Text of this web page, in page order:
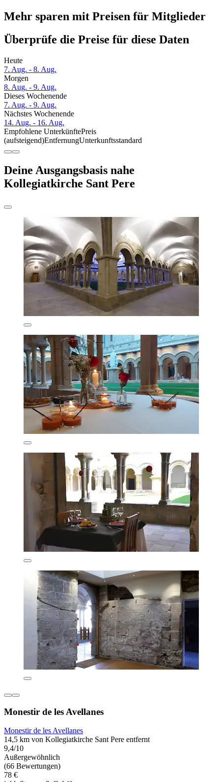
Mehr sparen mit Preisen für Mitglieder
Überprüfe die Preise für diese Daten
Heute
7. Aug. - 8. Aug.
Morgen
8. Aug. - 9. Aug.
Dieses Wochenende
7. Aug. - 9. Aug.
Nächstes Wochenende
14. Aug. - 16. Aug.
Empfohlene UnterkünftePreis
(aufsteigend)EntfernungUnterkunftsstandard
Deine Ausgangsbasis nahe
Kollegiatkirche Sant Pere
Monestir de les Avellanes
Monestir de les Avellanes
14,5 km von Kollegiatkirche Sant Pere entfernt
9,4/10
Außergewöhnlich
(66 Bewertungen)
78 €